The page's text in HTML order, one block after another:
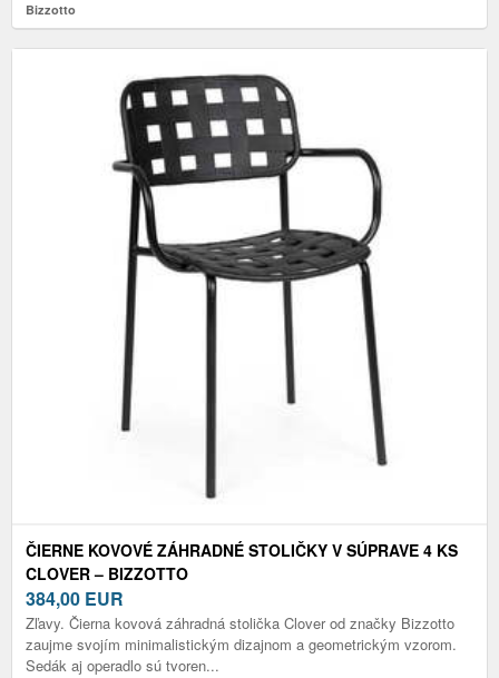
Bizzotto
ČIERNE KOVOVÉ ZÁHRADNÉ STOLIČKY V SÚPRAVE 4 KS
CLOVER – BIZZOTTO
384,00 EUR
Zľavy. Čierna kovová záhradná stolička Clover od značky Bizzotto
zaujme svojím minimalistickým dizajnom a geometrickým vzorom.
Sedák aj operadlo sú tvoren...